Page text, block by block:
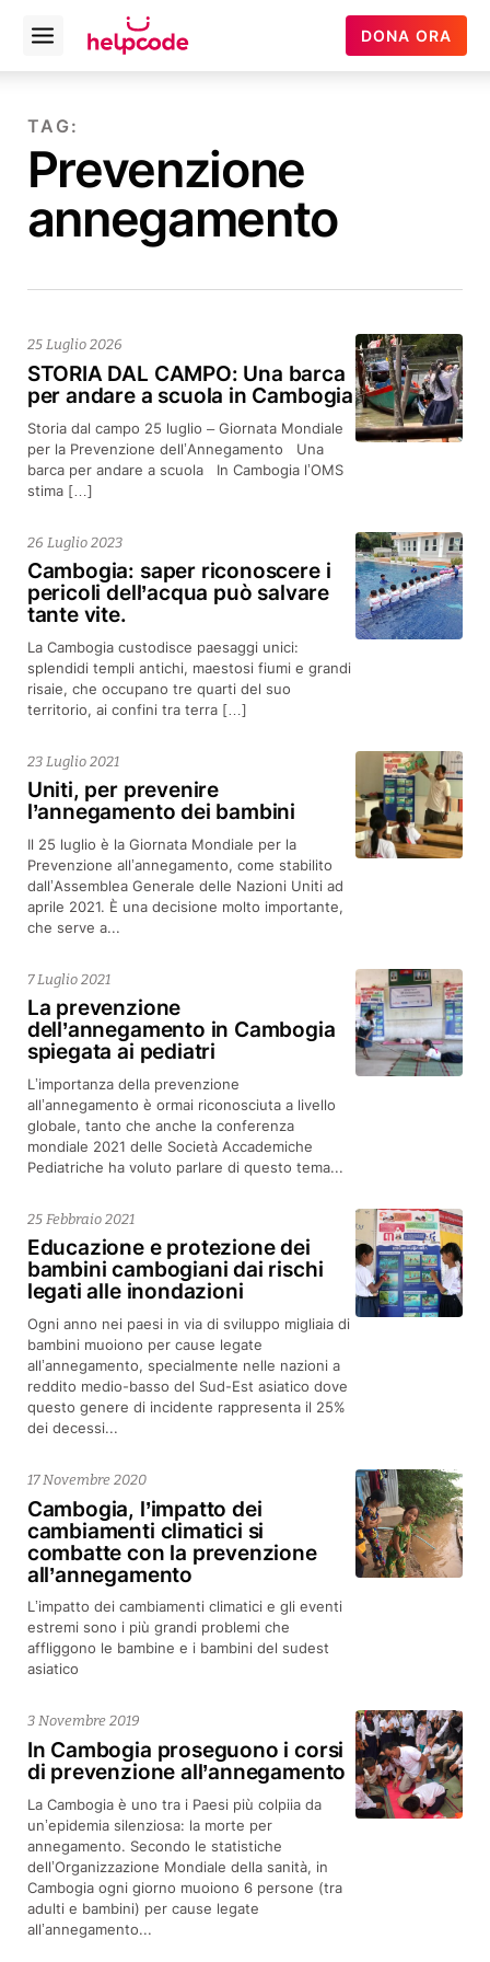
contenuto
Helpcode
Italia
Open
menu
DONA ORA
TAG:
Prevenzione
annegamento
STORIA DAL CAMPO: Una barca
per andare a scuola in Cambogia
25 Luglio 2026
Storia dal campo 25 luglio – Giornata Mondiale
per la Prevenzione dell’Annegamento Una
barca per andare a scuola In Cambogia l’OMS
stima […]
Cambogia: saper riconoscere i
pericoli dell’acqua può salvare
tante vite.
26 Luglio 2023
La Cambogia custodisce paesaggi unici:
splendidi templi antichi, maestosi fiumi e grandi
risaie, che occupano tre quarti del suo
territorio, ai confini tra terra […]
Uniti, per prevenire
l’annegamento dei bambini
23 Luglio 2021
Il 25 luglio è la Giornata Mondiale per la
Prevenzione all’annegamento, come stabilito
dall’Assemblea Generale delle Nazioni Uniti ad
aprile 2021. È una decisione molto importante,
che serve a...
La prevenzione
dell’annegamento in Cambogia
spiegata ai pediatri
7 Luglio 2021
L’importanza della prevenzione
all’annegamento è ormai riconosciuta a livello
globale, tanto che anche la conferenza
mondiale 2021 delle Società Accademiche
Pediatriche ha voluto parlare di questo tema...
Educazione e protezione dei
bambini cambogiani dai rischi
legati alle inondazioni
25 Febbraio 2021
Ogni anno nei paesi in via di sviluppo migliaia di
bambini muoiono per cause legate
all’annegamento, specialmente nelle nazioni a
reddito medio-basso del Sud-Est asiatico dove
questo genere di incidente rappresenta il 25%
dei decessi...
Cambogia, l’impatto dei
cambiamenti climatici si
combatte con la prevenzione
all’annegamento
17 Novembre 2020
L’impatto dei cambiamenti climatici e gli eventi
estremi sono i più grandi problemi che
affliggono le bambine e i bambini del sudest
asiatico
In Cambogia proseguono i corsi
di prevenzione all’annegamento
3 Novembre 2019
La Cambogia è uno tra i Paesi più colpiia da
un’epidemia silenziosa: la morte per
annegamento. Secondo le statistiche
dell’Organizzazione Mondiale della sanità, in
Cambogia ogni giorno muoiono 6 persone (tra
adulti e bambini) per cause legate
all’annegamento...